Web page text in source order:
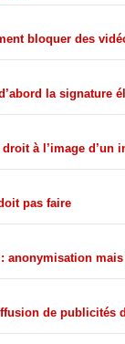
bloquer des
la signature
à l’image d’un
pas faire
anonymisation
de publicités